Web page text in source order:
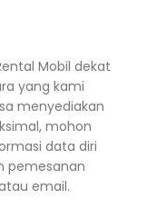
Mobil dekat
yang kami
menyediakan
mohon
data diri
pemesanan
email.